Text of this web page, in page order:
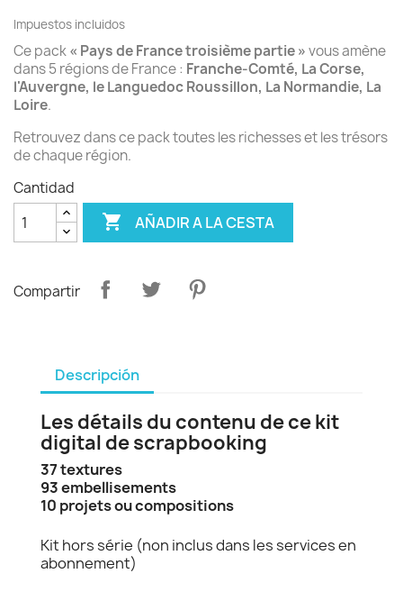
Impuestos incluidos
Ce pack« Pays de France troisième partie »vous amène
dans 5 régions de France : Franche-Comté, La Corse,
l'Auvergne, le Languedoc Roussillon, La Normandie, La
Loire.
Retrouvez dans ce pack toutes les richesses et les trésors
de chaque région.
Cantidad
 AÑADIR A LA CESTA
Compartir
Descripción
Les détails du contenu de ce kit
digital de scrapbooking
37 textures
93 embellisements
10 projets ou compositions
Kit hors série (non inclus dans les services en
abonnement)